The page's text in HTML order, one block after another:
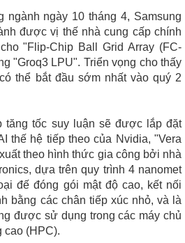
ngành ngày 10 tháng 4, Samsung
được vị thế nhà cung cấp chính
"Flip-Chip Ball Grid Array (FC-
"Groq3 LPU". Triển vọng cho thấy
thể bắt đầu sớm nhất vào quý 2
tăng tốc suy luận sẽ được lắp đặt
thế hệ tiếp theo của Nvidia, "Vera
theo hình thức gia công bởi nhà
dựa trên quy trình 4 nanomet
đế đóng gói mật độ cao, kết nối
bằng các chân tiếp xúc nhỏ, và là
được sử dụng trong các máy chủ
cao (HPC).